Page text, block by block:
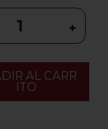
+
AL CARR
ITO